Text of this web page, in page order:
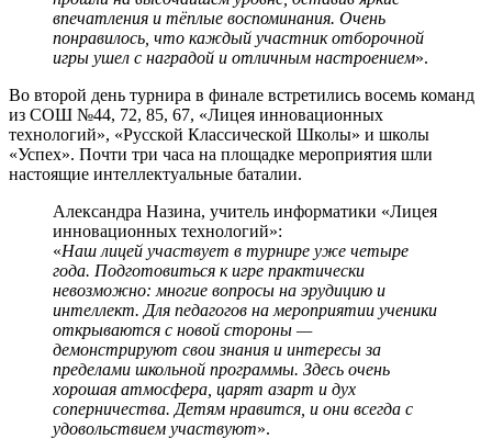
впечатления и тёплые воспоминания. Очень
понравилось, что каждый участник отборочной
игры ушел с наградой и отличным настроением».
Во второй день турнира в финале встретились восемь команд
из СОШ №44, 72, 85, 67, «Лицея инновационных
технологий», «Русской Классической Школы» и школы
«Успех». Почти три часа на площадке мероприятия шли
настоящие интеллектуальные баталии.
Александра Назина, учитель информатики «Лицея
инновационных технологий»:
«Наш лицей участвует в турнире уже четыре
года. Подготовиться к игре практически
невозможно: многие вопросы на эрудицию и
интеллект. Для педагогов на мероприятии ученики
открываются с новой стороны —
демонстрируют свои знания и интересы за
пределами школьной программы. Здесь очень
хорошая атмосфера, царят азарт и дух
соперничества. Детям нравится, и они всегда с
удовольствием участвуют».